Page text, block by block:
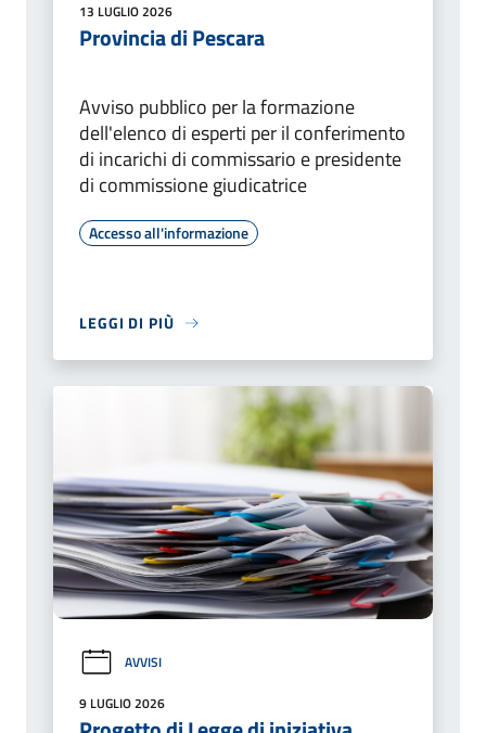
13 LUGLIO 2026
Provincia di Pescara
Avviso pubblico per la formazione
dell'elenco di esperti per il conferimento
di incarichi di commissario e presidente
di commissione giudicatrice
Accesso all'informazione
LEGGI DI PIÙ
AVVISI
9 LUGLIO 2026